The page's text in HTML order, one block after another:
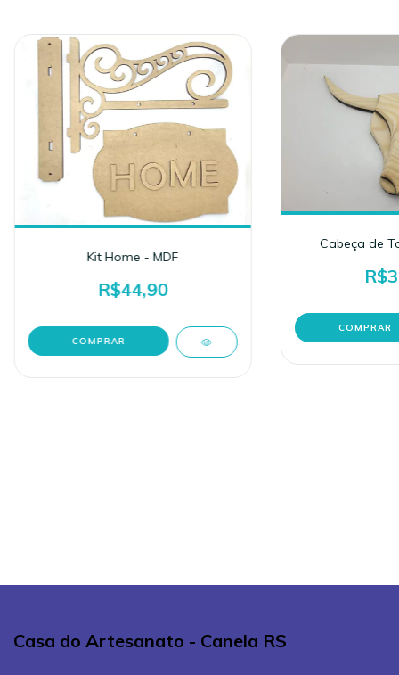
Kit Home - MDF
R$44,90
Cabeça de
Casa do Artesanato - Canela RS